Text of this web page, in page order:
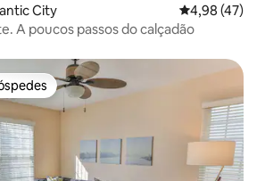
City 4,98 de uma
4,98 (47)
A poucos passos do calçadão
preferidos dos hóspedes